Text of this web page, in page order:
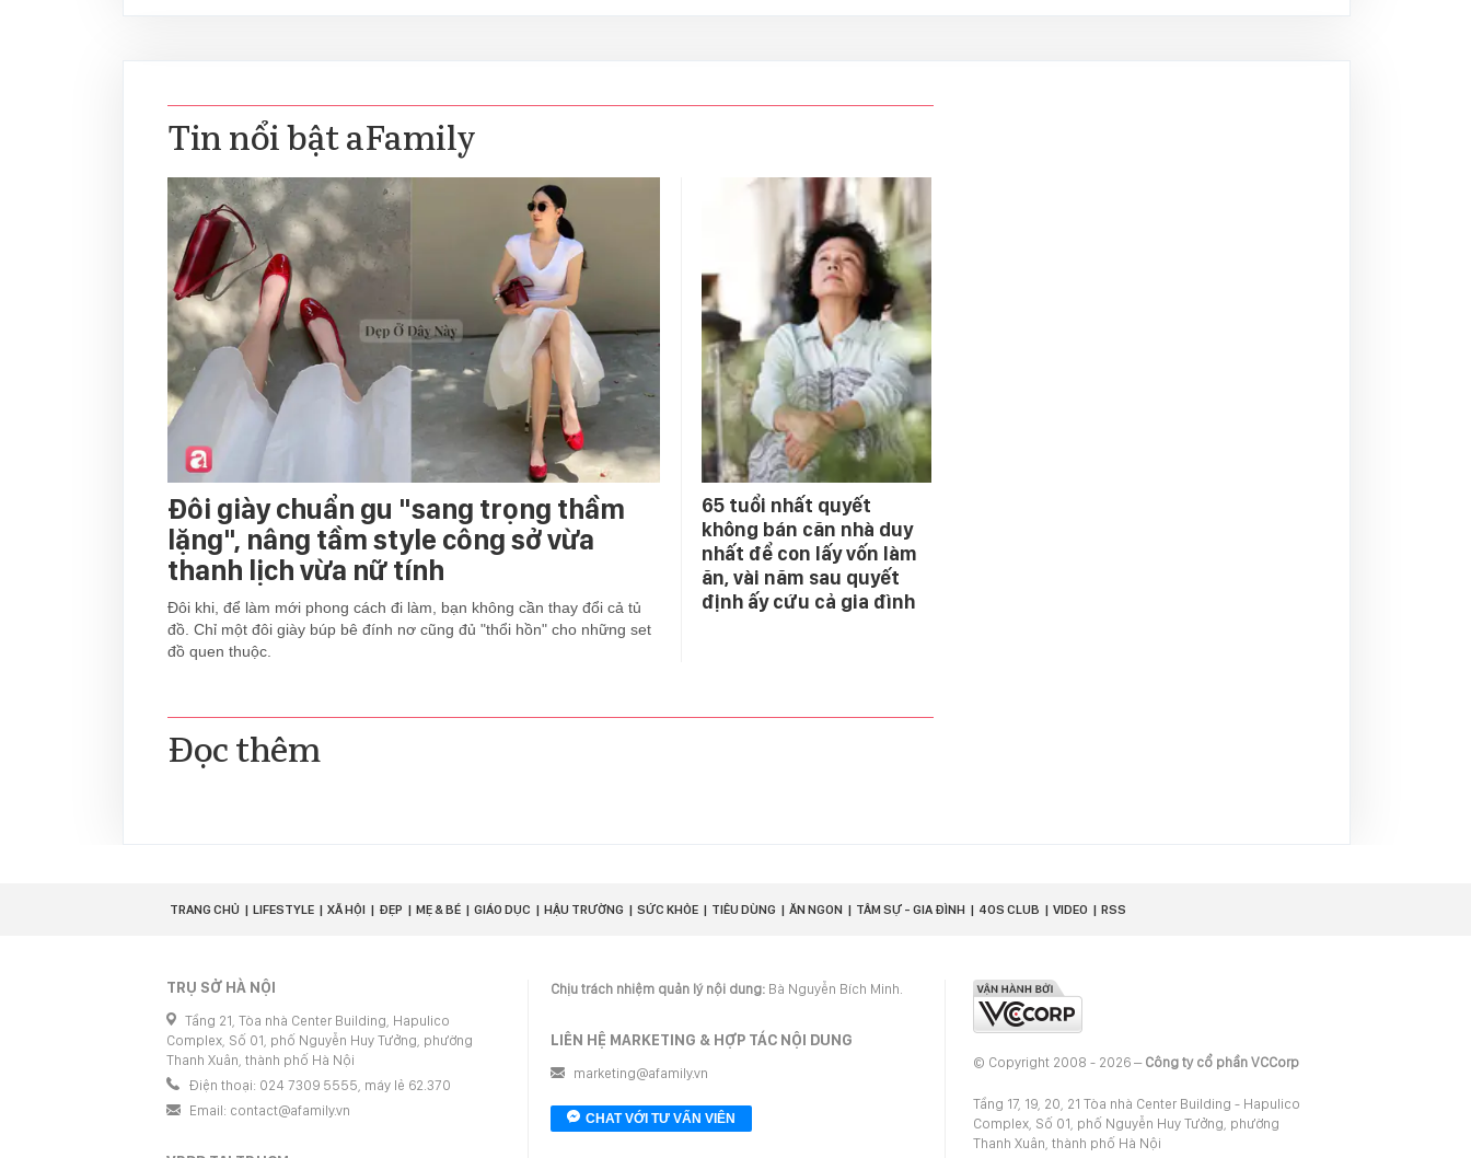
Tin nổi bật aFamily
Đôi giày chuẩn gu "sang trọng thầm
lặng", nâng tầm style công sở vừa
thanh lịch vừa nữ tính
Đôi khi, để làm mới phong cách đi làm, bạn không cần thay đổi cả tủ
đồ. Chỉ một đôi giày búp bê đính nơ cũng đủ "thổi hồn" cho những set
đồ quen thuộc.
65 tuổi nhất quyết
không bán căn nhà duy
nhất để con lấy vốn làm
ăn, vài năm sau quyết
định ấy cứu cả gia đình
Đọc thêm
TRANG CHỦ LIFESTYLE XÃ HỘI ĐẸP MẸ & BÉ GIÁO DỤC HẬU TRƯỜNG SỨC KHỎE TIÊU DÙNG ĂN NGON TÂM SỰ - GIA ĐÌNH 40S CLUB VIDEO RSS
TRỤ SỞ HÀ NỘI
Tầng 21, Tòa nhà Center Building, Hapulico
Complex, Số 01, phố Nguyễn Huy Tưởng, phường
Thanh Xuân, thành phố Hà Nội
Điện thoại: 024 7309 5555, máy lẻ 62.370
Email: contact@afamily.vn
Chịu trách nhiệm quản lý nội dung: Bà Nguyễn Bích Minh.
LIÊN HỆ MARKETING & HỢP TÁC NỘI DUNG
marketing@afamily.vn
CHAT VỚI TƯ VẤN VIÊN
© Copyright 2008 - 2026 – Công ty cổ phần VCCorp
Tầng 17, 19, 20, 21 Tòa nhà Center Building - Hapulico
Complex, Số 01, phố Nguyễn Huy Tưởng, phường
Thanh Xuân, thành phố Hà Nội